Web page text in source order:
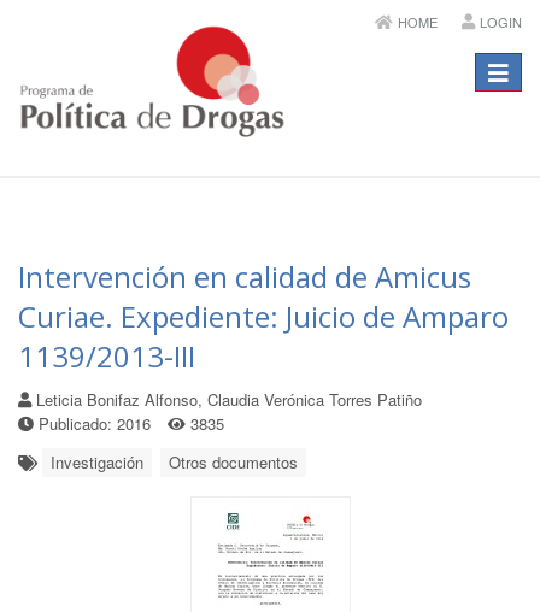
HOME LOGIN
Menú
Intervención en calidad de Amicus
Curiae. Expediente: Juicio de Amparo
1139/2013-III
Leticia Bonifaz Alfonso, Claudia Verónica Torres Patiño
Publicado: 2016
3835
Investigación
Otros documentos